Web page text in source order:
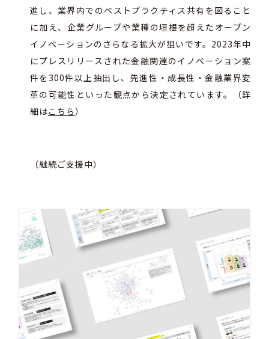
進し、業界内でのベストプラクティス共有を図ること
に加え、企業グループや業種の垣根を超えたオープン
イノベーションのさらなる拡大が狙いです。 2023年中
にプレスリリースされた金融関連のイノベーション案
件を300件以上抽出し、先進性・成長性・金融業界変
革の可能性といった観点から決定されています。（詳
細はこちら）
（継続ご支援中）